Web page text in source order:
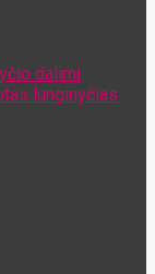
dalimi
lunginyčias